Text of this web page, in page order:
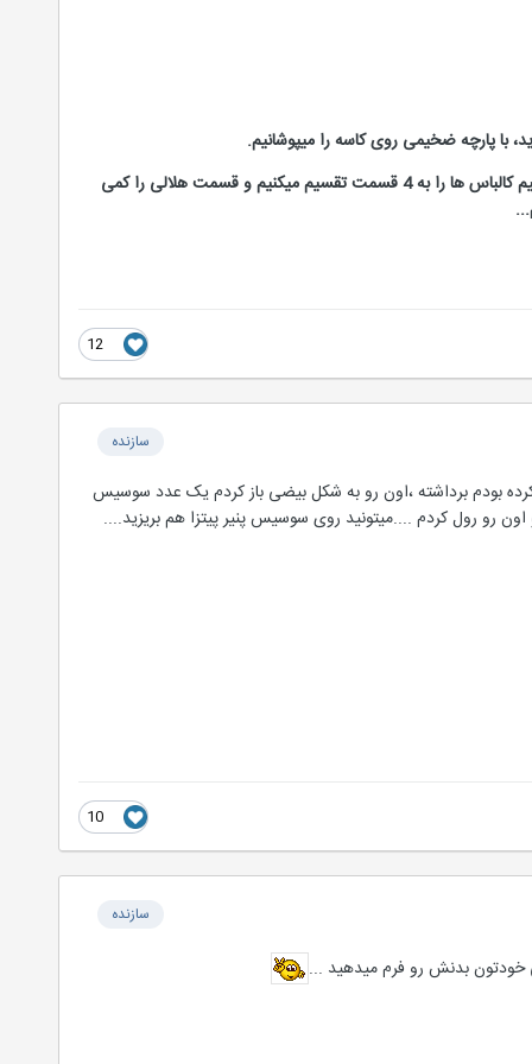
با پارچه ضخیمی روی کاسه را میپوشانیم.
بمدت یکساعت در جای گرم قرار میدهیم تا پف کند و دو برابر شود. سپس خمیر را باز کرده و برش های 2 سانتی میدهیم کالباس ها را به 4 قسمت تقسیم میکنیم و قسمت هلالی را کمی
12
سازنده
بودم برداشته ،اون رو به شکل بیضی باز کردم یک عدد سوسیس
10
سازنده
خودتون بدنش رو فرم میدهید ...